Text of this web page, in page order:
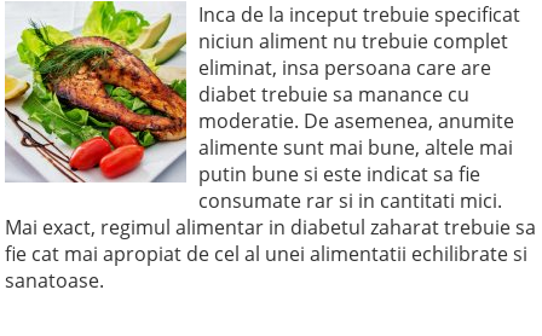
Inca de la inceput trebuie specificat
niciun aliment nu trebuie complet
eliminat, insa persoana care are
diabet trebuie sa manance cu
moderatie. De asemenea, anumite
alimente sunt mai bune, altele mai
putin bune si este indicat sa fie
consumate rar si in cantitati mici.
Mai exact, regimul alimentar in diabetul zaharat trebuie sa
fie cat mai apropiat de cel al unei alimentatii echilibrate si
sanatoase.